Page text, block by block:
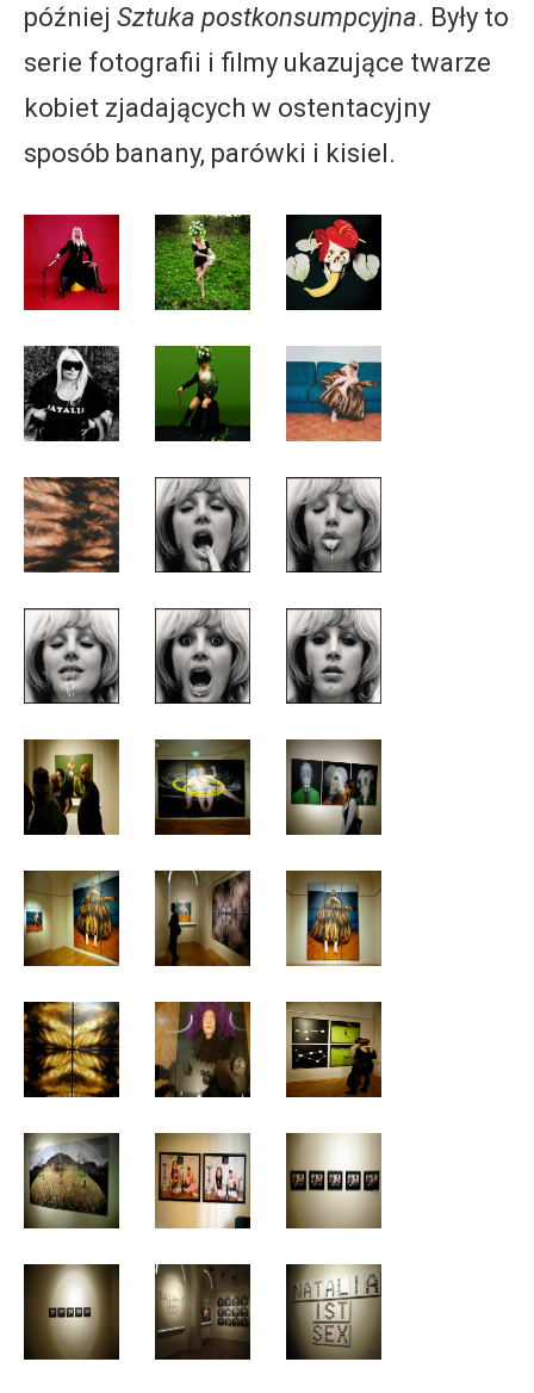
później Sztuka postkonsumpcyjna. Były to
serie fotografii i filmy ukazujące twarze
kobiet zjadających w ostentacyjny
sposób banany, parówki i kisiel.